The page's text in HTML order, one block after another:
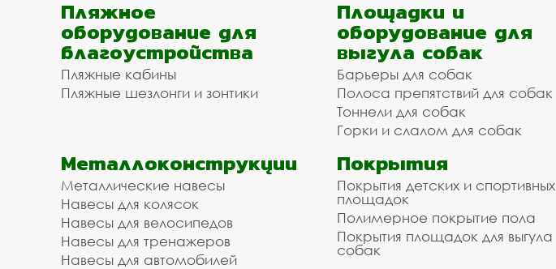
Пляжное
оборудование для
благоустройства
Пляжные кабины
Пляжные шезлонги и зонтики
Площадки и
оборудование для
выгула собак
Барьеры для собак
Полоса препятствий для собак
Тоннели для собак
Горки и слалом для собак
Металлоконструкции
Металлические навесы
Навесы для колясок
Навесы для велосипедов
Навесы для тренажеров
Навесы для автомобилей
Покрытия
Покрытия детских и спортивных
площадок
Полимерное покрытие пола
Покрытия площадок для выгула
собак